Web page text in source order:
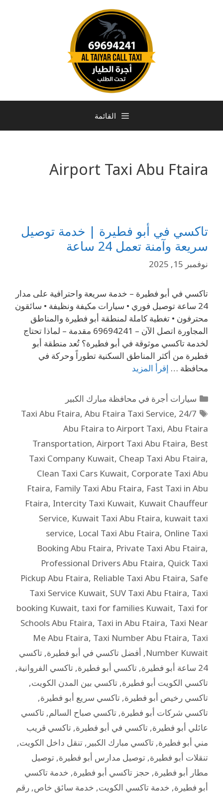
القائمة
Airport Taxi Abu Ftaira
تاكسي في أبو فطيرة | خدمة توصيل
سريعة وآمنة تعمل 24 ساعة
نوفمبر 15, 2025
تاكسي في أبو فطيرة – خدمة سريعة واحترافية على مدار
24 ساعة توصيل فوري • سيارات مكيفة ونظيفة • سائقون
محترفون • تغطية كاملة لمنطقة أبو فطيرة والمناطق
المجاورة اتصل الآن – 69694241 مقدمة – لماذا تحتاج
لخدمة تاكسي موثوقة في أبو فطيرة؟ تُعد منطقة أبو
فطيرة من أكثر المناطق السكنية تطوراً وحركة في
محافظة … إقرأ المزيد
سيارات أجرة في محافظة مبارك الكبير
24/7 Taxi Abu Ftaira
, Abu Ftaira Taxi Service,
Abu Ftaira to Airport Taxi, Abu Ftaira
Transportation, Airport Taxi Abu Ftaira, Best
Taxi Company Kuwait, Cheap Taxi Abu Ftaira,
Clean Taxi Cars Kuwait, Corporate Taxi Abu
Ftaira, Family Taxi Abu Ftaira, Fast Taxi in Abu
Ftaira, Intercity Taxi Kuwait, Kuwait Chauffeur
Service, Kuwait Taxi Abu Ftaira, kuwait taxi
service, Local Taxi Abu Ftaira, Online Taxi
Booking Abu Ftaira, Private Taxi Abu Ftaira,
Professional Drivers Abu Ftaira, Quick Taxi
Pickup Abu Ftaira, Reliable Taxi Abu Ftaira, Safe
Taxi Service Kuwait, SUV Taxi Abu Ftaira, Taxi
booking Kuwait, taxi for families Kuwait, Taxi for
Schools Abu Ftaira, Taxi in Abu Ftaira, Taxi Near
Me Abu Ftaira, Taxi Number Abu Ftaira, Taxi
Number Kuwait
, أفضل تاكسي في أبو فطيرة, تاكسي
24 ساعة أبو فطيرة
, تاكسي أبو فطيرة, تاكسي الفروانية,
تاكسي الكويت أبو فطيرة, تاكسي بين المدن الكويت,
تاكسي رخيص أبو فطيرة, تاكسي سريع أبو فطيرة,
تاكسي شركات أبو فطيرة, تاكسي صباح السالم, تاكسي
عائلي أبو فطيرة, تاكسي في أبو فطيرة, تاكسي قريب
مني أبو فطيرة, تاكسي مبارك الكبير , تنقل داخل الكويت,
تنقلات أبو فطيرة, توصيل مدارس أبو فطيرة, توصيل
مطار أبو فطيرة, حجز تاكسي أبو فطيرة, خدمة تاكسي
أبو فطيرة, خدمة تاكسي الكويت, خدمة سائق خاص, رقم